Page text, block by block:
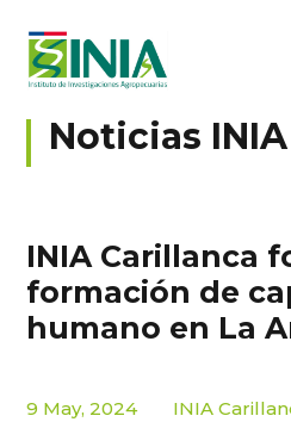
Noticias INIA
INIA Carillanca
formación de
humano en La
9 May, 2024 INIA